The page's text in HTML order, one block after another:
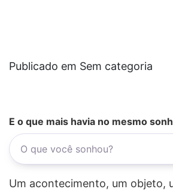
Publicado em Sem categoria
E o que mais havia no mesmo
Um acontecimento, um objeto,